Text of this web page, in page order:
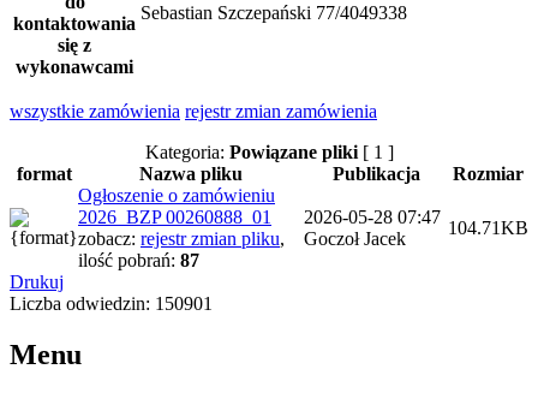
kontaktowania
się z
wykonawcami
Sebastian Szczepański 77/4049338
wszystkie zamówienia rejestr zmian zamówienia
Kategoria: Powiązane pliki[ 1 ]
format
Nazwa pliku Publikacja
Rozmiar
Ogłoszenie o zamówieniu
2026_BZP 00260888_01
zobacz: rejestr zmian pliku,
ilość pobrań: 87
2026-05-28 07:47
Goczoł Jacek
104.71KB
Drukuj
Liczba odwiedzin: 150901
Menu